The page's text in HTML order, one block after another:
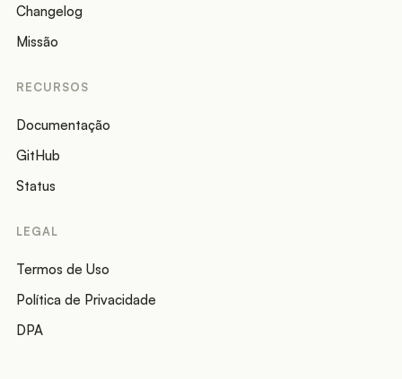
Changelog
Missão
RECURSOS
Documentação
GitHub
Status
LEGAL
Termos de Uso
Política de Privacidade
DPA